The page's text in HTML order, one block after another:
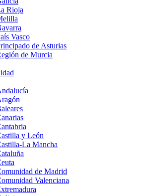
Rioja
Vasco
de Asturias
de Murcia
y León
La Mancha
de Madrid
Valenciana